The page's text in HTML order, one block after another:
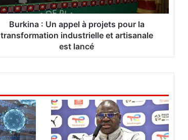
Burkina : Un appel à projets pour la
transformation industrielle et artisanale
est lancé